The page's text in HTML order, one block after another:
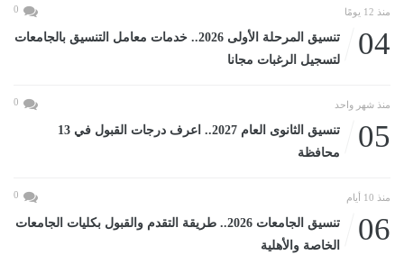
منذ 12 يومًا 0
04
تنسيق المرحلة الأولى 2026.. خدمات معامل التنسيق بالجامعات
لتسجيل الرغبات مجانا
منذ شهر واحد 0
05
تنسيق الثانوى العام 2027.. اعرف درجات القبول في 13
محافظة
منذ 10 أيام 0
06
تنسيق الجامعات 2026.. طريقة التقدم والقبول بكليات الجامعات
الخاصة والأهلية